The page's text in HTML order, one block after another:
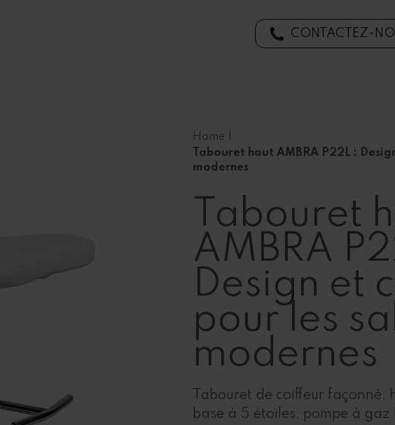
CONTACTEZ-
Home
Tabouret haut AMBRA P22L :
modernes
Tabouret
AMBRA
Design et
pour les
modernes
Tabouret de coiffeur façonné,
base à 5 étoiles, pompe à